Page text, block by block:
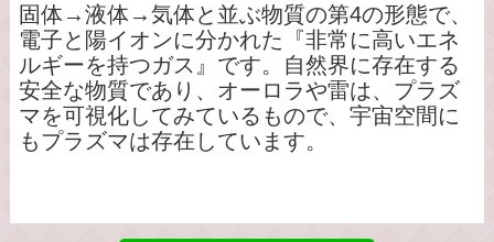
＊当院では獣医師を募集しています。
7月の診療日程
固体→液体→気体と並ぶ物質の第4の形態で、
電子と陽イオンに分かれた『非常に高いエネ
ルギーを持つガス』です。自然界に存在する
安全な物質であり、オーロラや雷は、プラズ
マを可視化してみているもので、宇宙空間に
もプラズマは存在しています。